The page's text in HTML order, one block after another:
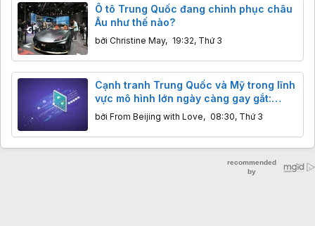
Ô tô Trung Quốc đang chinh phục châu
Âu như thế nào?
bởi Christine May, 19:32, Thứ 3
Cạnh tranh Trung Quốc và Mỹ trong lĩnh
vực mô hình lớn ngày càng gay gắt:
Hàng Mỹ giảm giá mạnh để cạnh tranh
với Kimi và DeepSeek
bởi From Beijing with Love, 08:30, Thứ 3